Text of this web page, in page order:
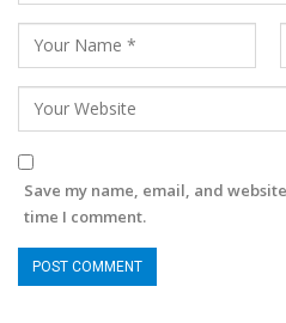
Save my name, email, and
time I comment.